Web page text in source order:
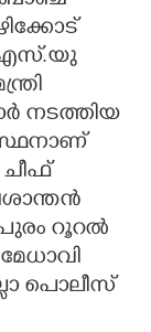
നടത്തിയ
റൂറൽ
പൊലീസ്